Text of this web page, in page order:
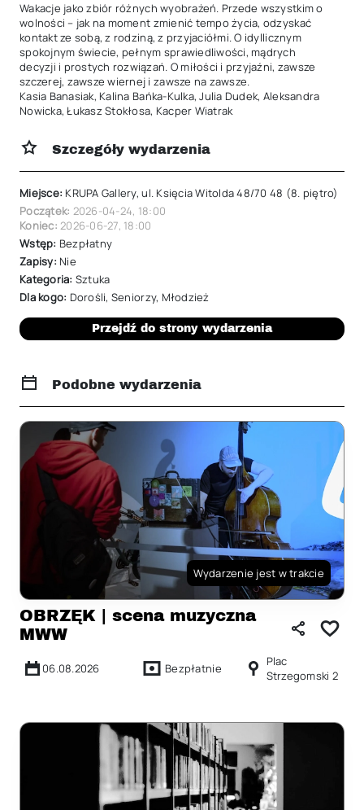
Wakacje jako zbiór różnych wyobrażeń. Przede wszystkim o
wolności – jak na moment zmienić tempo życia, odzyskać
kontakt ze sobą, z rodziną, z przyjaciółmi. O idyllicznym
spokojnym świecie, pełnym sprawiedliwości, mądrych
decyzji i prostych rozwiązań. O miłości i przyjaźni, zawsze
szczerej, zawsze wiernej i zawsze na zawsze.
Kasia Banasiak, Kalina Bańka-Kulka, Julia Dudek, Aleksandra
Nowicka, Łukasz Stokłosa, Kacper Wiatrak
Szczegóły wydarzenia
Miejsce: KRUPA Gallery, ul. Księcia Witolda 48/70 48 (8. piętro)
Początek: 2026-04-24, 18:00
Koniec:2026-06-27, 18:00
Wstęp: Bezpłatny
Zapisy: Nie
Kategoria: Sztuka
Dla kogo: Dorośli, Seniorzy, Młodzież
Przejdź do strony wydarzenia
Podobne wydarzenia
Wydarzenie jest w trakcie
OBRZĘK | scena muzyczna
MWW
06.08.2026 Bezpłatnie
Plac
Strzegomski 2